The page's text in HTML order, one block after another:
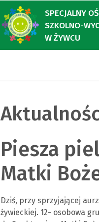
SPECJALNY
SZKOLNO-
W ŻYWCU
Piesza
Matki
Dziś, przy sprzyjającej
żywieckiej. 12- osobowa